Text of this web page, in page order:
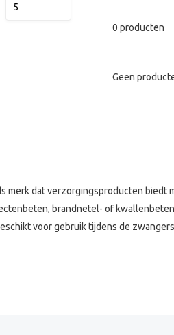
0 producten
Geen
merk dat verzorgingsproducten
brandnetel- of
voor gebruik tijdens de